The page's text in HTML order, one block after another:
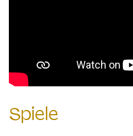
Spiele